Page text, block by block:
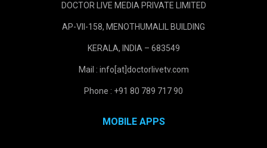
DOCTOR LIVE MEDIA PRIVATE LIMITED
AP-VII-158, MENOTHUMALIL BUILDING
KERALA, INDIA – 683549
Mail : info[at]doctorlivetv.com
Phone : +91 80 789 717 90
MOBILE APPS